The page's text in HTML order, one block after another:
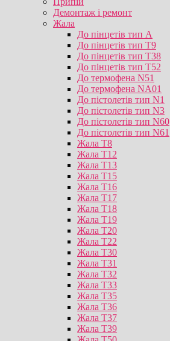
Демонтаж і ремонт
Жала
До пінцетів тип А
До пінцетів тип T9
До пінцетів тип T38
До пінцетів тип T52
До термофена N51
До термофена NA01
До пістолетів тип N1
До пістолетів тип N3
До пістолетів тип N60
До пістолетів тип N61
Жала T8
Жала T12
Жала T13
Жала T15
Жала T16
Жала T17
Жала T18
Жала T19
Жала T20
Жала T22
Жала T30
Жала T31
Жала T32
Жала T33
Жала T35
Жала T36
Жала T37
Жала T39